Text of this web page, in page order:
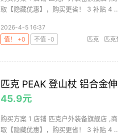
取【隐藏优惠】，购买更省！ 3 补贴 4
2026-4-5 16:37
值！ +0
不值 -0 匹克 匹克
匹克 PEAK 登山杖 铝合金
45.9元
购买方案 1 店铺 匹克户外装备旗舰店 ,
取【隐藏优惠】，购买更省！ 3 补贴 4